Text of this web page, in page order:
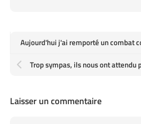
Trop sympas, ils nous ont attendu
Laisser un commentaire